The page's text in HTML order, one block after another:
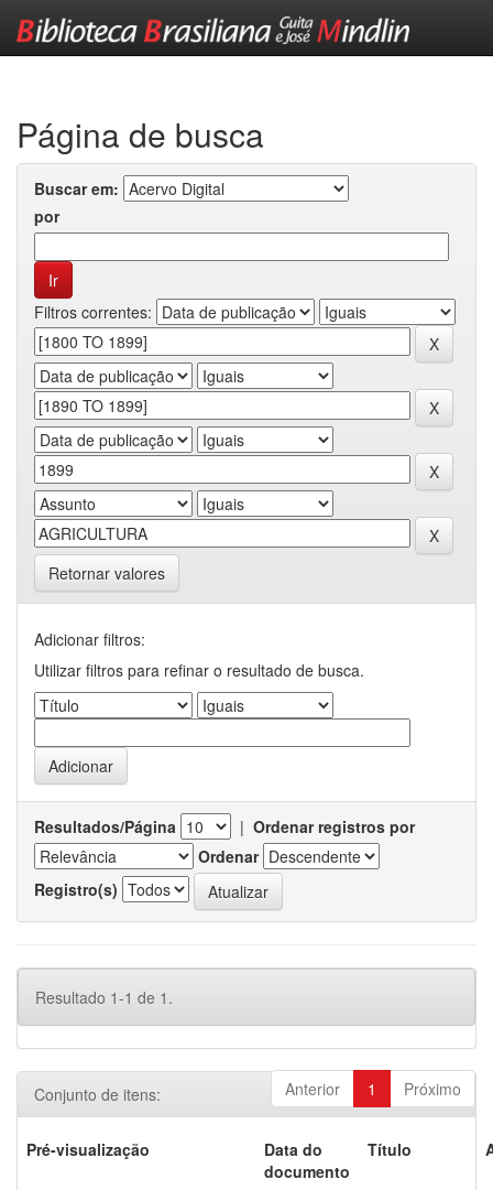
Página de busca
Buscar em:
por
Filtros correntes:
Retornar valores
Adicionar filtros:
Utilizar filtros para refinar o resultado de busca.
Resultados/Página | Ordenar registros por
Ordenar
Registro(s)
Resultado 1-1 de 1.
Anterior 1 Próximo
Conjunto de itens:
Pré-visualização
Data do
documento
Título